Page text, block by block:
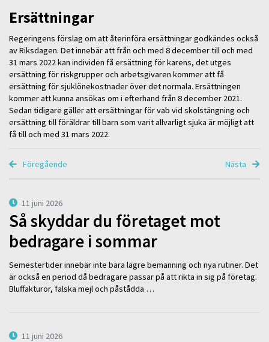
Ersättningar
Regeringens förslag om att återinföra ersättningar godkändes också
av Riksdagen. Det innebär att från och med 8 december till och med
31 mars 2022 kan individen få ersättning för karens, det utges
ersättning för riskgrupper och arbetsgivaren kommer att få
ersättning för sjuklönekostnader över det normala. Ersättningen
kommer att kunna ansökas om i efterhand från 8 december 2021.
Sedan tidigare gäller att ersättningar för vab vid skolstängning och
ersättning till föräldrar till barn som varit allvarligt sjuka är möjligt att
få till och med 31 mars 2022.
Föregående Nästa
11 juni 2026
Så skyddar du företaget mot
bedragare i sommar
Semestertider innebär inte bara lägre bemanning och nya rutiner. Det
är också en period då bedragare passar på att rikta in sig på företag.
Bluffakturor, falska mejl och påstådda …
11 juni 2026